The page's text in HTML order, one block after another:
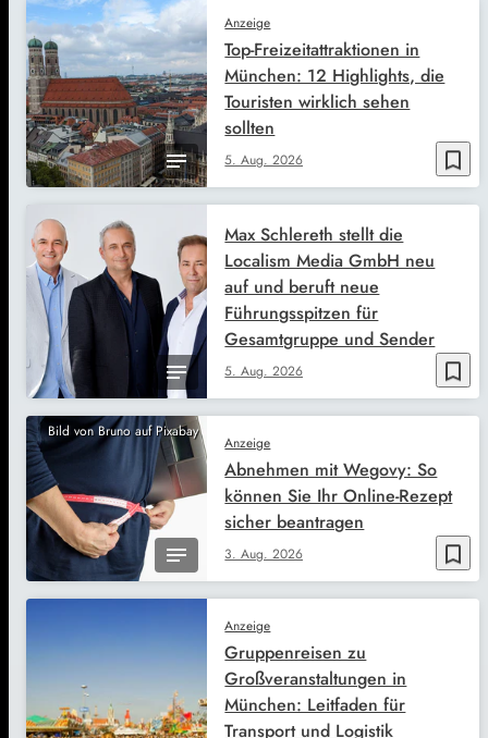
bookmark_border
Anzeige
5. Aug. 2026
Top-Freizeitattraktionen in
München: 12 Highlights, die
Touristen wirklich sehen
sollten
bookmark_border
5. Aug. 2026
Max Schlereth stellt die
Localism Media GmbH neu
auf und beruft neue
Führungsspitzen für
Gesamtgruppe und Sender
Bild von Bruno auf Pixabay
bookmark_border
Anzeige
3. Aug. 2026
Abnehmen mit Wegovy: So
können Sie Ihr Online-Rezept
sicher beantragen
Anzeige
Gruppenreisen zu
Großveranstaltungen in
München: Leitfaden für
Transport und Logistik